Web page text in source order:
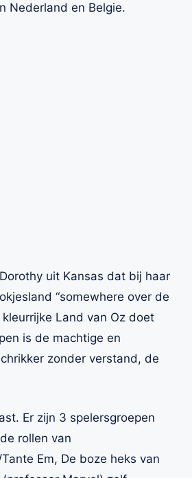
Nederland en Belgie.
uit Kansas dat bij haar
“somewhere over de
Land van Oz doet
is de machtige en
zonder verstand, de
Er zijn 3 spelersgroepen
rollen van
Em, De boze heks van